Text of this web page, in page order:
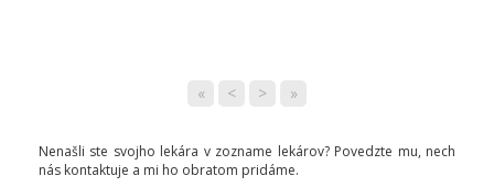
« < > »
Nenašli ste svojho lekára v zozname lekárov? Povedzte mu, nech
nás kontaktuje a mi ho obratom pridáme.